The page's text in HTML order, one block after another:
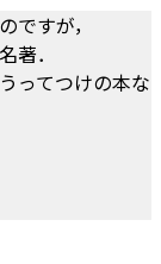
すが，
著．
ってつけの本な